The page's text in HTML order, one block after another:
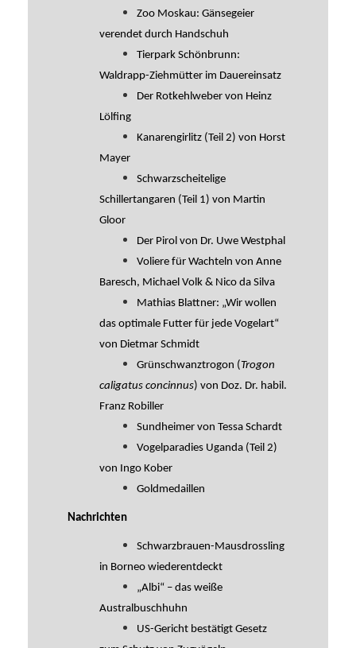
Zoo Moskau: Gänsegeier
verendet durch Handschuh
Tierpark Schönbrunn:
Waldrapp-Ziehmütter im Dauereinsatz
Der Rotkehlweber von Heinz
Lölfing
Kanarengirlitz (Teil 2) von Horst
Mayer
Schwarzscheitelige
Schillertangaren (Teil 1) von Martin
Gloor
Der Pirol von Dr. Uwe Westphal
Voliere für Wachteln von Anne
Baresch, Michael Volk & Nico da Silva
Mathias Blattner: „Wir wollen
das optimale Futter für jede Vogelart“
von Dietmar Schmidt
Grünschwanztrogon (Trogon
caligatus concinnus) von Doz. Dr. habil.
Franz Robiller
Sundheimer von Tessa Schardt
Vogelparadies Uganda (Teil 2)
von Ingo Kober
Goldmedaillen
Nachrichten
Schwarzbrauen-Mausdrossling
in Borneo wiederentdeckt
„Albi“ – das weiße
Australbuschhuhn
US-Gericht bestätigt Gesetz